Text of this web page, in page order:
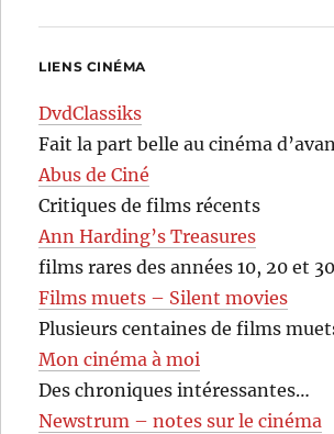
LIENS CINÉMA
DvdClassiks
Fait la part belle au cinéma
Abus de Ciné
Critiques de films récents
Ann Harding’s Treasures
films rares des années 10, 20 et 30
Films muets – Silent movies
Plusieurs centaines de films
Mon cinéma à moi
Des chroniques intéressantes…
Newstrum – notes sur le cinéma